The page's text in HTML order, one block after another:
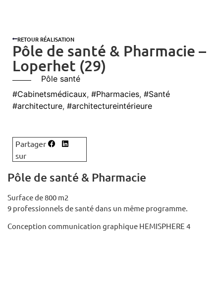
RETOUR RÉALISATION
Pôle de santé & Pharmacie –
Loperhet (29)
Pôle santé
#Cabinetsmédicaux, #Pharmacies, #Santé
#architecture, #architectureintérieure
Pôle de santé & Pharmacie
Surface de 800 m2
9 professionnels de santé dans un même programme.
Conception communication graphique HEMISPHERE 4